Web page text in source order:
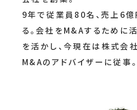
9年で従業員80名、売上6
る。会社をM&Aするために
を活かし、今現在は株式会
M&Aのアドバイザーに従事。